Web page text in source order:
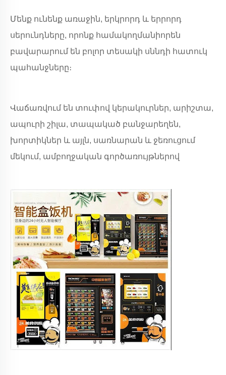
Մենք ունենք առաջին, երկրորդ և երրորդ
սերունդները, որոնք համակողմանիորեն
բավարարում են բոլոր տեսակի սննդի հատուկ
պահանջները։
Վաճառվում են տուփով կերակուրներ, արիշտա,
ապուրի շիլա, տապակած բանջարեղեն,
խորտիկներ և այլն, սառնարան և ջեռուցում
մեկում, ամբողջական գործառույթներով